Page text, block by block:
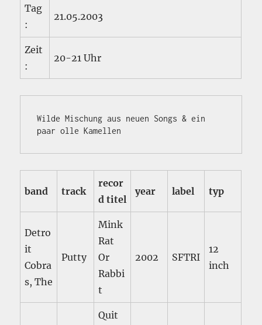
Tag
:
21.05.2003
Zeit
:
20-21 Uhr
Wilde Mischung aus neuen Songs & ein
paar olle Kamellen
band track
recor
d titel
year label typ
Detro
it
Cobra
s, The
Putty
Mink
Rat
Or
Rabbi
t
2002 SFTRI
12
inch
Quit